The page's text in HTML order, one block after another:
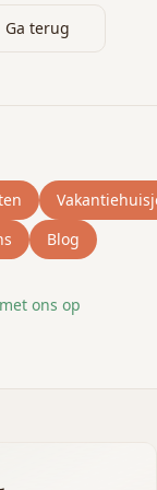
Ga terug
Blog
ons op